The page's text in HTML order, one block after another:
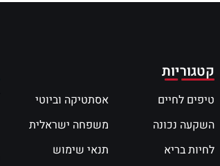
קטגוריות
טיפים לחיים
השקעה נכונה
לחיות בריא
אסתטיקה וביוטי
משפחה ישראלית
תנאי שימוש